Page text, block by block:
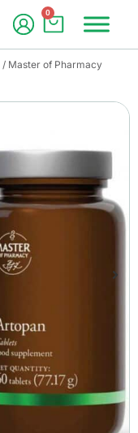
0
/ Master of Pharmacy